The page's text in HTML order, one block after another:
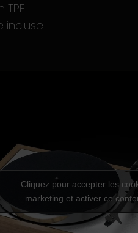
incluse
Cliquez pour accepter les
marketing et activer ce